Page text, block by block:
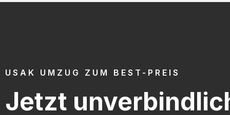
USAK UMZUG ZUM BEST-PREIS
Jetzt